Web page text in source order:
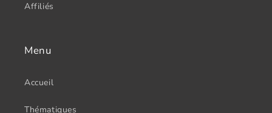
Affiliés
Menu
Accueil
Thématiques